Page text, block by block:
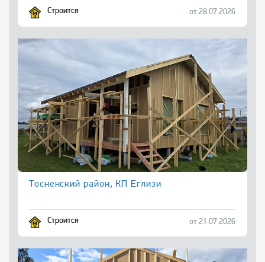
Строится от 28.07.2026
Тосненский район, КП Еглизи
Строится от 21.07.2026